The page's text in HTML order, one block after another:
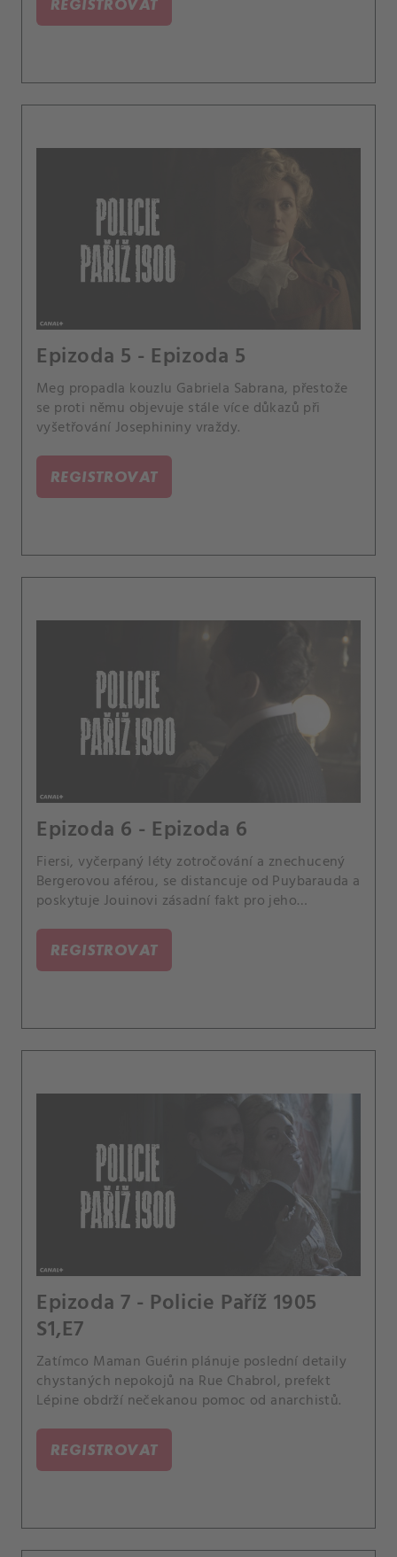
Epizoda 5 - Epizoda 5
Meg propadla kouzlu Gabriela Sabrana, přestože
se proti němu objevuje stále více důkazů při
vyšetřování Josephininy vraždy.
REGISTROVAT
Epizoda 6 - Epizoda 6
Fiersi, vyčerpaný léty zotročování a znechucený
Bergerovou aférou, se distancuje od Puybarauda a
poskytuje Jouinovi zásadní fakt pro jeho
REGISTROVAT
Epizoda 7 - Policie Paříž 1905
S1,E7
Zatímco Maman Guérin plánuje poslední detaily
chystaných nepokojů na Rue Chabrol, prefekt
Lépine obdrží nečekanou pomoc od anarchistů.
REGISTROVAT